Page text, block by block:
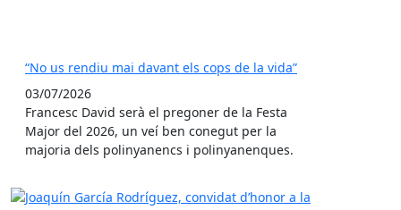
“No us rendiu mai davant els cops de la vida”
03/07/2026
Francesc David serà el pregoner de la Festa
Major del 2026, un veí ben conegut per la
majoria dels polinyanencs i polinyanenques.